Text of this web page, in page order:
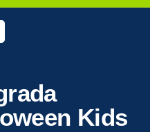
Kids